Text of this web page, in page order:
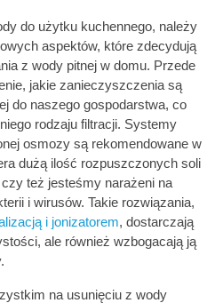
do użytku kuchennego, należy
aspektów, które zdecydują
z wody pitnej w domu. Przede
jakie zanieczyszczenia są
do naszego gospodarstwa, co
rodzaju filtracji. Systemy
osmozy są rekomendowane w
dużą ilość rozpuszczonych soli
też jesteśmy narażeni na
i wirusów. Takie rozwiązania,
i jonizatorem, dostarczają
ale również wzbogacają ją
na usunięciu z wody